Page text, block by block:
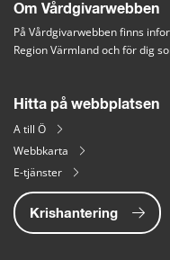
Om Vårdgivarwebben
På Vårdgivarwebben finns
Region Värmland och för dig
Hitta på webbplatsen
A till Ö
Webbkarta
E-tjänster
Krishantering